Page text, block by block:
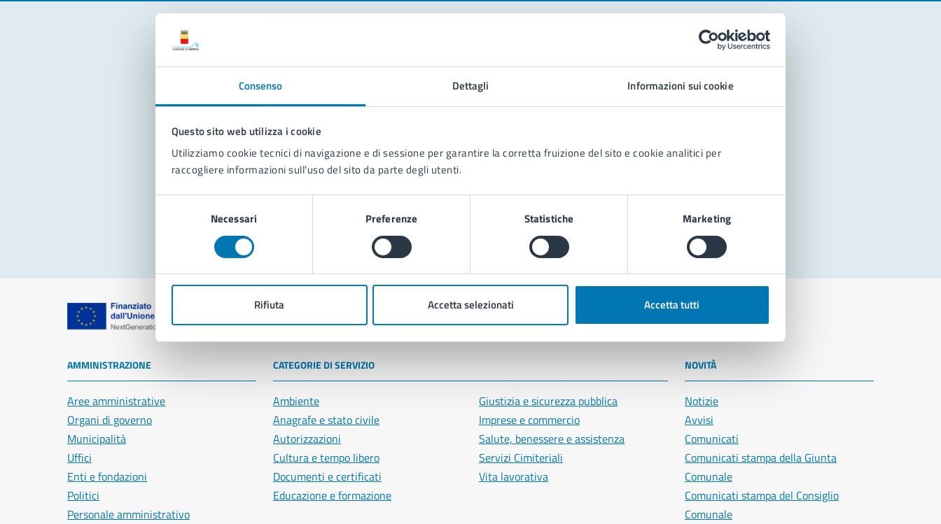
Consenso Dettagli Informazioni sui cookie
Questo sito web utilizza i cookie
Utilizziamo cookie tecnici di navigazione e di sessione per garantire la corretta fruizione del sito e cookie analitici per
raccogliere informazioni sull'uso del sito da parte degli utenti.
Necessari Preferenze Statistiche Marketing
Rifiuta Accetta selezionati Accetta tutti
Contatta il comune
Prenota appuntamento
Problemi in città
Segnala disservizio
AMMINISTRAZIONE
Aree amministrative
Organi di governo
Municipalità
Uffici
Enti e fondazioni
Politici
Personale amministrativo
CATEGORIE DI SERVIZIO
Ambiente
Anagrafe e stato civile
Autorizzazioni
Cultura e tempo libero
Documenti e certificati
Educazione e formazione
Giustizia e sicurezza pubblica
Imprese e commercio
Salute, benessere e assistenza
Servizi Cimiteriali
Vita lavorativa
NOVITÀ
Notizie
Avvisi
Comunicati
Comunicati stampa della Giunta
Comunale
Comunicati stampa del Consiglio
Comunale